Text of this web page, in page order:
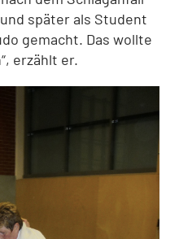
später als Student
gemacht. Das wollte
erzählt er.